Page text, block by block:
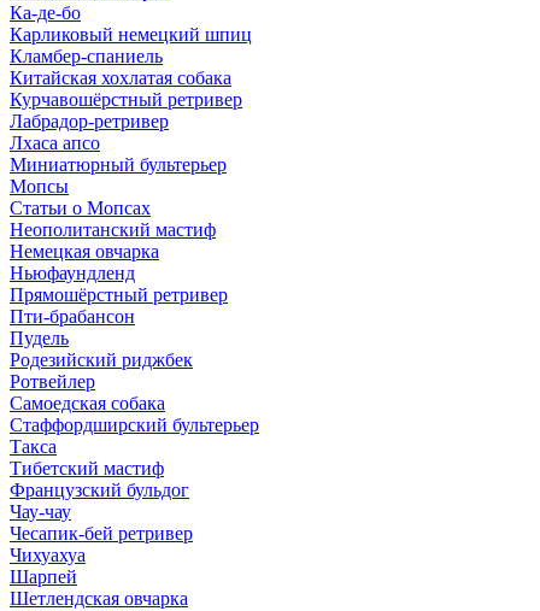
Ка-де-бо
Карликовый немецкий шпиц
Кламбер-спаниель
Китайская хохлатая собака
Курчавошёрстный ретривер
Лабрадор-ретривер
Лхаса апсо
Миниатюрный бультерьер
Мопсы
Статьи о Мопсах
Неополитанский мастиф
Немецкая овчарка
Ньюфаундленд
Прямошёрстный ретривер
Пти-брабансон
Пудель
Родезийский риджбек
Ротвейлер
Самоедская собака
Стаффордширский бультерьер
Такса
Тибетский мастиф
Французский бульдог
Чау-чау
Чесапик-бей ретривер
Чихуахуа
Шарпей
Шетлендская овчарка